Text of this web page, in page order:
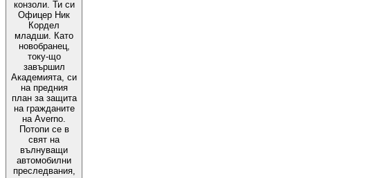
конзоли. Ти си
Офицер Ник
Кордел
младши. Като
новобранец,
току-що
завършил
Академията, си
на предния
план за защита
на гражданите
на Аverno.
Потопи се в
свят на
вълнуващи
автомобилни
преследвания,